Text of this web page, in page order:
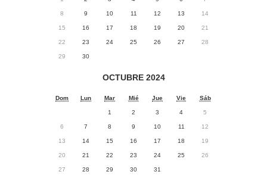
8 9 10 11 12 13 14
15 16 17 18 19 20 21
22 23 24 25 26 27 28
29 30
OCTUBRE 2024
Dom Lun Mar Mié Jue Vie Sáb
1 2 3 4 5
6 7 8 9 10 11 12
13 14 15 16 17 18 19
20 21 22 23 24 25 26
27 28 29 30 31